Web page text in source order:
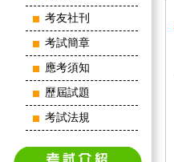
考友社刊
考試簡章
應考須知
歷屆試題
考試法規